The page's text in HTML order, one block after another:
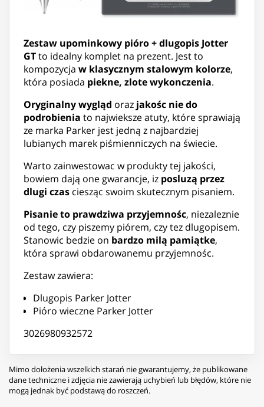
Zestaw upominkowy pióro + dlugopis Jotter
GTto idealny komplet na prezent. Jest to
kompozycja w klasycznym stalowym kolorze,
która posiada piekne, zlote wykonczenia.
Oryginalny wygląd oraz jakośc nie do
podrobienia to najwieksze atuty, które sprawiają
ze marka Parker jest jedną z najbardziej
lubianych marek piśmienniczych na świecie.
Warto zainwestowac w produkty tej jakości,
bowiem dają one gwarancje, iz posluzą przez
dlugi czas ciesząc swoim skutecznym pisaniem.
Pisanie to prawdziwa przyjemnośc, niezaleznie
od tego, czy piszemy piórem, czy tez dlugopisem.
Stanowic bedzie on bardzo milą pamiątke,
która sprawi obdarowanemu przyjemnośc.
Zestaw zawiera:
Dlugopis Parker Jotter
Pióro wieczne Parker Jotter
3026980932572
Mimo dołożenia wszelkich starań nie gwarantujemy, że publikowane
dane techniczne i zdjęcia nie zawierają uchybień lub błędów, które nie
mogą jednak być podstawą do roszczeń.